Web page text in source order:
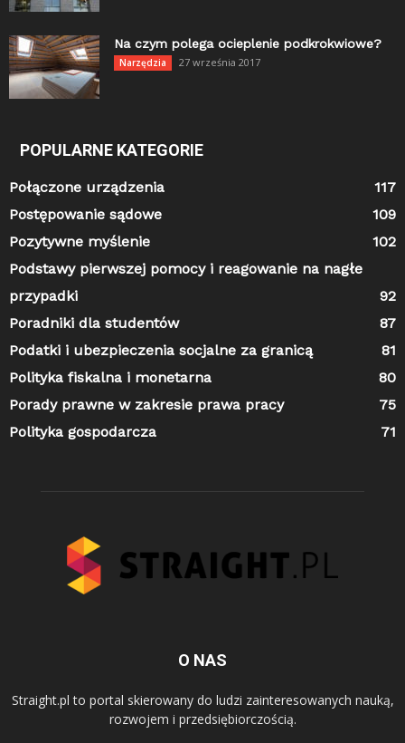
Na czym polega ocieplenie podkrokwiowe?
Narzędzia 27 września 2017
POPULARNE KATEGORIE
Połączone urządzenia
117
Postępowanie sądowe
109
Pozytywne myślenie
102
Podstawy pierwszej pomocy i reagowanie na nagłe
przypadki
92
Poradniki dla studentów
87
Podatki i ubezpieczenia socjalne za granicą
81
Polityka fiskalna i monetarna
80
Porady prawne w zakresie prawa pracy
75
Polityka gospodarcza
71
O NAS
Straight.pl to portal skierowany do ludzi zainteresowanych nauką,
rozwojem i przedsiębiorczością.